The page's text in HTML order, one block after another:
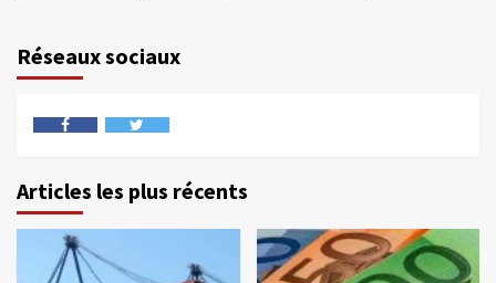
Réseaux sociaux
Articles les plus récents